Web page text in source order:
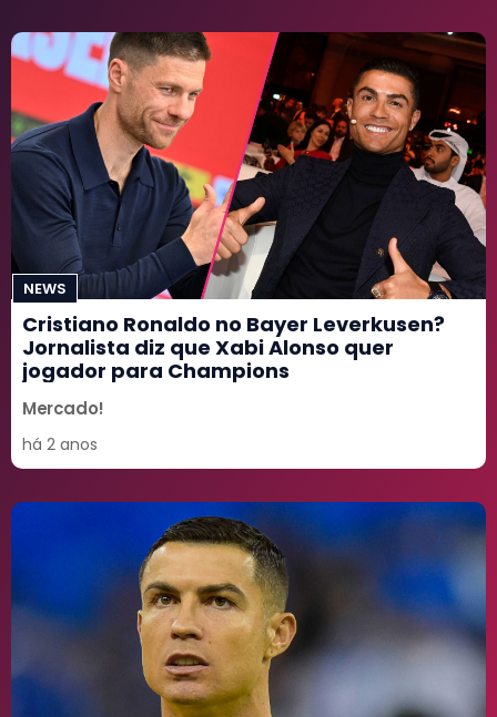
NEWS
Cristiano Ronaldo no Bayer Leverkusen?
Jornalista diz que Xabi Alonso quer
jogador para Champions
Mercado!
há 2 anos